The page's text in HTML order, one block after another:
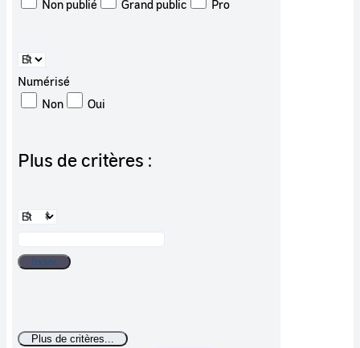
Non publié
Grand public Pro
Numérisé
Non
Oui
Plus de critères :